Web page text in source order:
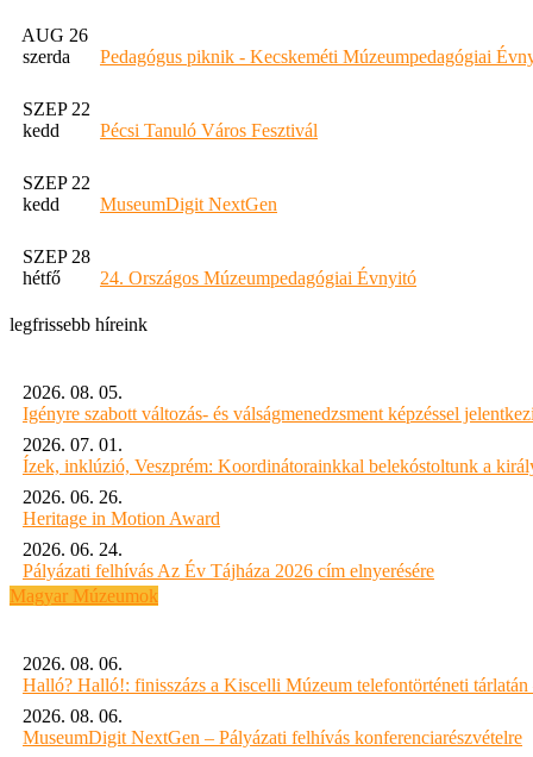
AUG 26
szerda
Pedagógus piknik - Kecskeméti Múzeumpedagógiai
SZEP 22
kedd
Pécsi Tanuló Város Fesztivál
SZEP 22
kedd
MuseumDigit NextGen
SZEP 28
hétfő
24. Országos Múzeumpedagógiai Évnyitó
legfrissebb híreink
2026. 08. 05.
Igényre szabott változás- és válságmenedzsment képzéssel
2026. 07. 01.
Ízek, inklúzió, Veszprém: Koordinátorainkkal belekóstoltunk a
2026. 06. 26.
Heritage in Motion Award
2026. 06. 24.
Pályázati felhívás Az Év Tájháza 2026 cím elnyerésére
Magyar Múzeumok
2026. 08. 06.
Halló? Halló!: finisszázs a Kiscelli Múzeum telefontörténeti tárlatán
2026. 08. 06.
MuseumDigit NextGen – Pályázati felhívás konferenciarészvételre